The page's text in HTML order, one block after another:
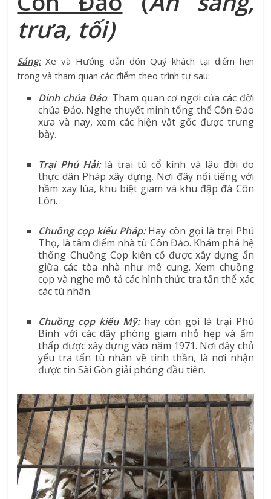
trưa, tối)
Sáng:Xe và Hướng dẫn đón Quý khách tại điểm hẹn
trong và tham quan các điểm theo trình tự sau:
Dinh chúa Đảo: Tham quan cơ ngơi của các đời
chúa Đảo. Nghe thuyết minh tổng thể Côn Đảo
xưa và nay, xem các hiện vật gốc được trưng
bày.
Trại Phú Hải:là trại tù cổ kính và lâu đời do
thực dân Pháp xây dựng. Nơi đây nổi tiếng với
hầm xay lúa, khu biệt giam và khu đập đá Côn
Lôn.
Chuồng cọp kiểu Pháp:Hay còn gọi là trại Phú
Thọ, là tâm điểm nhà tù Côn Đảo. Khám phá hệ
thống Chuồng Cọp kiên cố được xây dựng ẩn
giữa các tòa nhà như mê cung. Xem chuồng
cọp và nghe mô tả các hình thức tra tấn thể xác
các tù nhân.
Chuồng cọp kiểu Mỹ:hay còn gọi là trại Phú
Bình với các dãy phòng giam nhỏ hẹp và ẩm
thấp được xây dựng vào năm 1971. Nơi đây chủ
yếu tra tấn tù nhân về tinh thần, là nơi nhận
được tin Sài Gòn giải phóng đầu tiên.